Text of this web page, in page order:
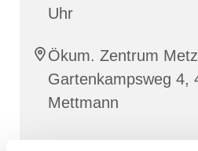
Uhr
Ökum. Zentrum
Gartenkampsweg 4,
Mettmann